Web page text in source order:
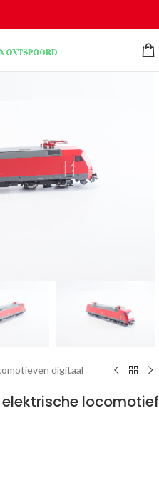
digitaal
locomotief